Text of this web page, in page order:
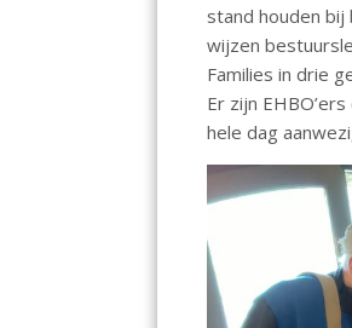
stand houden
wijzen
Families in drie
Er zijn
hele dag